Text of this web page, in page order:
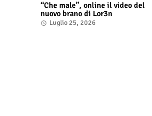
“Che male”, online il video del
nuovo brano di Lor3n
Luglio 25, 2026